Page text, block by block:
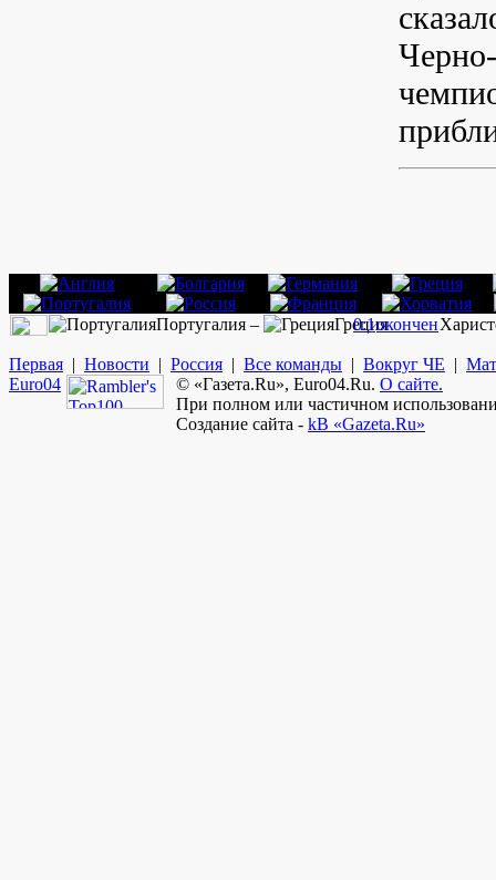
Португалия – Греция
0:1окончен
Первая | Новости | Россия | Все команды | Вокруг ЧЕ |
Euro04 © «Газета.Ru», Euro04.Ru. О сайте.
При полном или частичном
Создание сайта - kB «Gazeta.Ru»